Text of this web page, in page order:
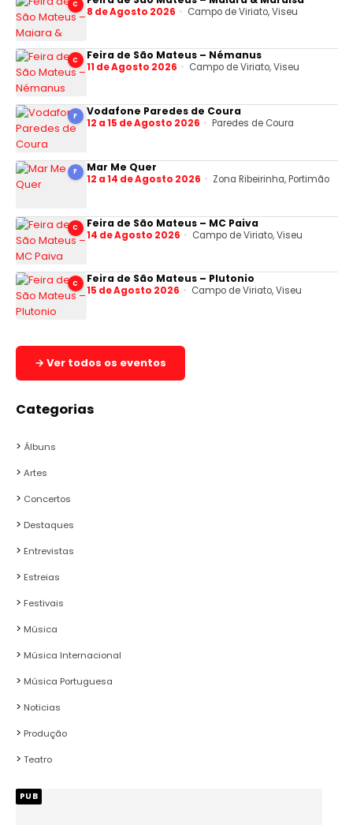
C
8 de Agosto 2026 Campo de Viriato, Viseu
C Feira de São Mateus – Némanus
11 de Agosto 2026 Campo de Viriato, Viseu
F Vodafone Paredes de Coura
12 a 15 de Agosto 2026 Paredes de Coura
F Mar Me Quer
12 a 14 de Agosto 2026 Zona Ribeirinha, Portimão
C Feira de São Mateus – MC Paiva
14 de Agosto 2026 Campo de Viriato, Viseu
C Feira de São Mateus – Plutonio
15 de Agosto 2026 Campo de Viriato, Viseu
→ Ver todos os eventos
Categorias
Álbuns
Artes
Concertos
Destaques
Entrevistas
Estreias
Festivais
Música
Música Internacional
Música Portuguesa
Noticias
Produção
Teatro
PUB